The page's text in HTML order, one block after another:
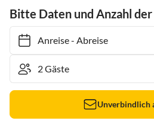
Bitte Daten und Anzahl
Anreise- Abreise
Unverbindlich